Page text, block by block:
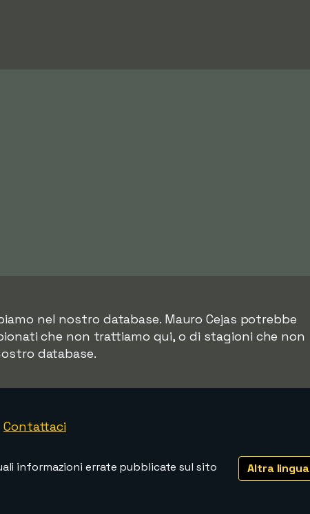
nel nostro database. Mauro Cejas potrebbe
che non trattiamo qui, o di stagioni che non
database.
Contattaci
Altra lingua
informazioni errate pubblicate sul sito